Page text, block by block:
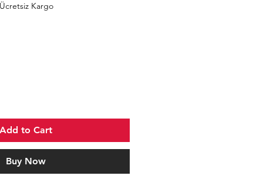
Ücretsiz Kargo
Add to Cart
Buy Now